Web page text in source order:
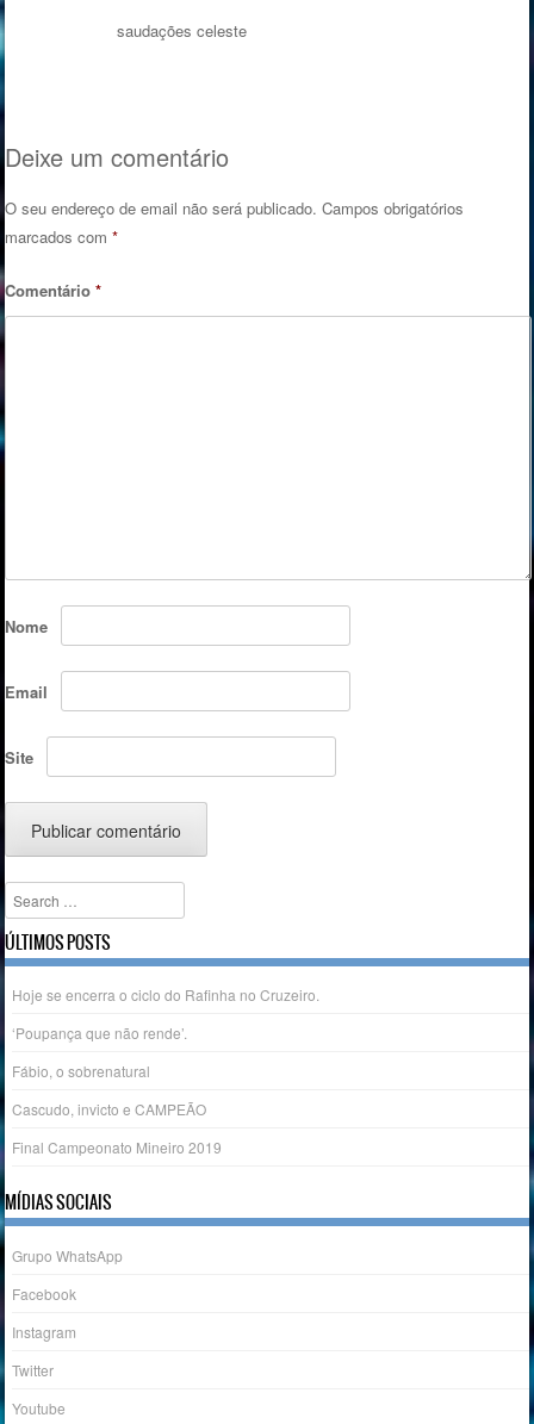
saudações celeste
Deixe um comentário
O seu endereço de email não será publicado. Campos obrigatórios
marcados com*
Comentário*
Nome
Email
Site
Search
ÚLTIMOS POSTS
Hoje se encerra o ciclo do Rafinha no Cruzeiro.
‘Poupança que não rende’.
Fábio, o sobrenatural
Cascudo, invicto e CAMPEÃO
Final Campeonato Mineiro 2019
MÍDIAS SOCIAIS
Grupo WhatsApp
Facebook
Instagram
Twitter
Youtube